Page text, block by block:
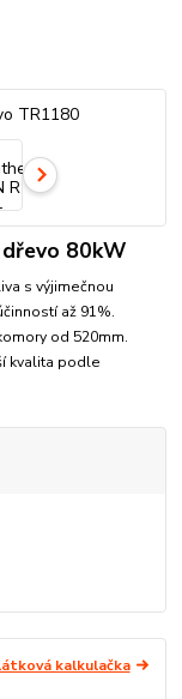
80kW
s výjimečnou
až 91%.
od 520mm.
kvalita podle
kalkulačka